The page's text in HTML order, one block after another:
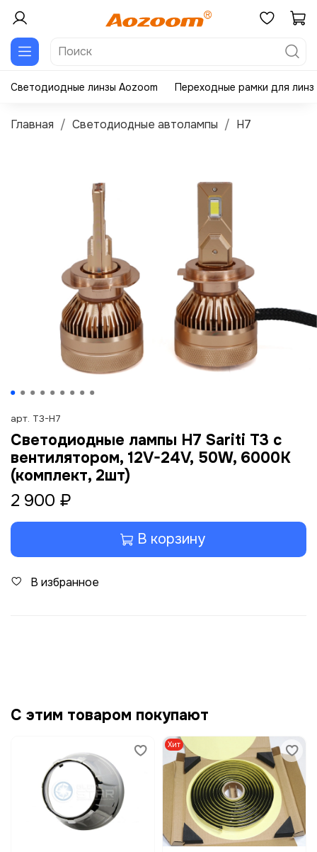
Светодиодные линзы Aozoom Переходные рамки для линз
Главная Светодиодные автолампы H7
арт. T3-H7
Светодиодные лампы H7 Sariti T3 с
вентилятором, 12V-24V, 50W, 6000K
(комплект, 2шт)
2 900 ₽
В корзину
В избранное
С этим товаром покупают
Хит